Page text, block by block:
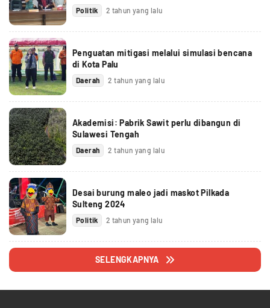
Politik 2 tahun yang lalu
Penguatan mitigasi melalui simulasi bencana
di Kota Palu
Daerah 2 tahun yang lalu
Akademisi: Pabrik Sawit perlu dibangun di
Sulawesi Tengah
Daerah 2 tahun yang lalu
Desai burung maleo jadi maskot Pilkada
Sulteng 2024
Politik 2 tahun yang lalu
SELENGKAPNYA